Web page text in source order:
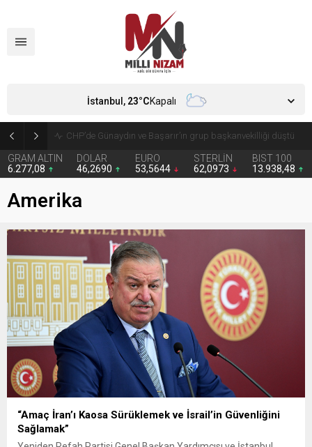
CHP’de Günaydın ve Başarır’ın grup başkanvekilliği düştü
GRAM ALTIN
6.277,08
DOLAR
46,2690
EURO
53,5644
STERLİN
62,0973
BIST 100
13.938,48
İstanbul, 23°CKapalı
Amerika
“Amaç İran’ı Kaosa Sürüklemek ve İsrail’in Güvenliğini
Sağlamak”